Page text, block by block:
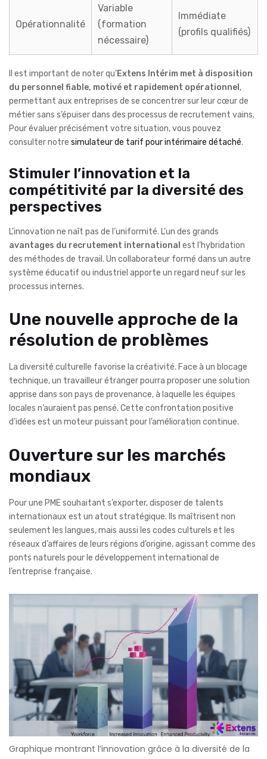
Opérationnalité
Variable
(formation
nécessaire)
Immédiate
(profils qualifiés)
Il est important de noter qu’Extens Intérim met à disposition
du personnel fiable, motivé et rapidement opérationnel,
permettant aux entreprises de se concentrer sur leur cœur de
métier sans s’épuiser dans des processus de recrutement vains.
Pour évaluer précisément votre situation, vous pouvez
consulter notre simulateur de tarif pour intérimaire détaché.
Stimuler l’innovation et la
compétitivité par la diversité des
perspectives
L’innovation ne naît pas de l’uniformité. L’un des grands
avantages du recrutement international est l’hybridation
des méthodes de travail. Un collaborateur formé dans un autre
système éducatif ou industriel apporte un regard neuf sur les
processus internes.
Une nouvelle approche de la
résolution de problèmes
La diversité culturelle favorise la créativité. Face à un blocage
technique, un travailleur étranger pourra proposer une solution
apprise dans son pays de provenance, à laquelle les équipes
locales n’auraient pas pensé. Cette confrontation positive
d’idées est un moteur puissant pour l’amélioration continue.
Ouverture sur les marchés
mondiaux
Pour une PME souhaitant s’exporter, disposer de talents
internationaux est un atout stratégique. Ils maîtrisent non
seulement les langues, mais aussi les codes culturels et les
réseaux d’affaires de leurs régions d’origine, agissant comme des
ponts naturels pour le développement international de
l’entreprise française.
Graphique montrant l’innovation grâce à la diversité de la